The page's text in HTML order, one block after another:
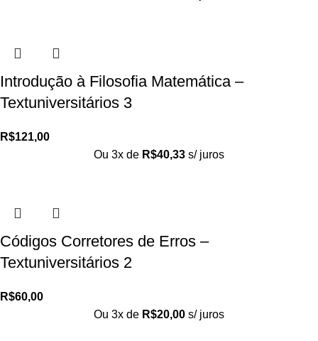
Introdução à Filosofia Matemática –
Textuniversitários 3
R$121,00
Ou 3x de R$40,33 s/ juros
Códigos Corretores de Erros –
Textuniversitários 2
R$60,00
Ou 3x de R$20,00 s/ juros